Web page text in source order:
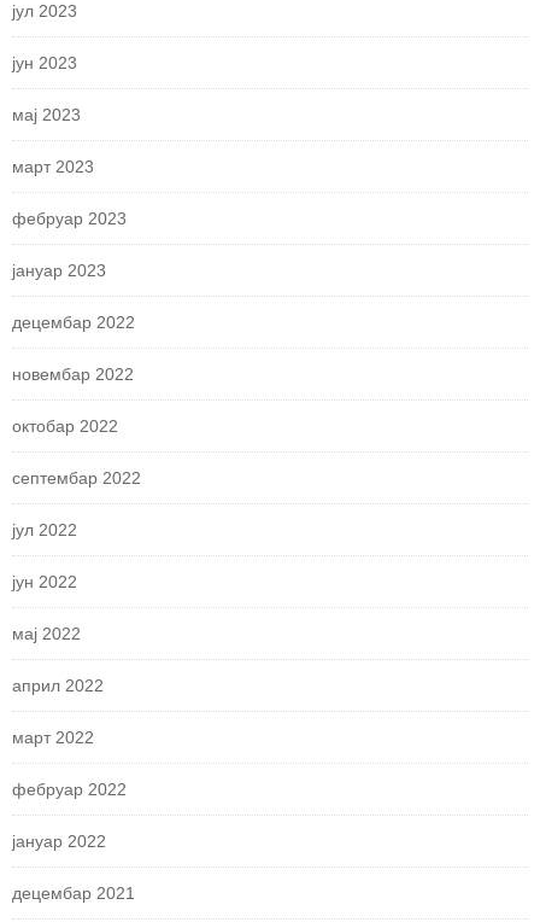
јул 2023
јун 2023
мај 2023
март 2023
фебруар 2023
јануар 2023
децембар 2022
новембар 2022
октобар 2022
септембар 2022
јул 2022
јун 2022
мај 2022
април 2022
март 2022
фебруар 2022
јануар 2022
децембар 2021